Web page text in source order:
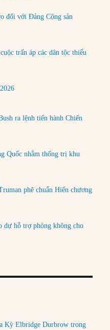
đối với Đảng Cộng sản
trấn áp các dân tộc thiểu
ra lệnh tiến hành Chiến
Quốc nhằm thống trị khu
phê chuẩn Hiến chương
dự hỗ trợ phòng không cho
Kỳ Elbridge Durbrow trong